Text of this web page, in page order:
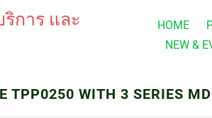
HOME
NEW &
TPP0250 WITH 3 SERIES